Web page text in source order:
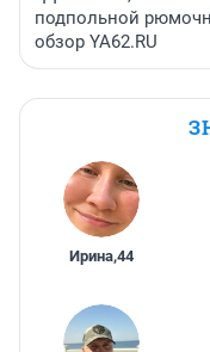
подпольной
обзор YA62.RU
Ирина,44